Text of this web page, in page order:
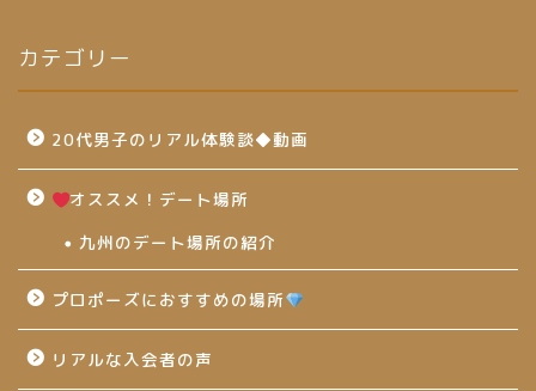
カテゴリー
20代男子のリアル体験談◆動画
オススメ！デート場所
九州のデート場所の紹介
プロポーズにおすすめの場所
リアルな入会者の声